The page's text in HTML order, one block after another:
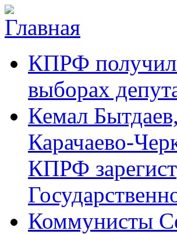
Перейти к основному содержанию
Черкесское
республиканское
отделение
Коммунистической
партии Российской
Федерации
аргументы,
факты КПРФ
выборах
Кемал
Карачаево-
КПРФ
Коммунисты